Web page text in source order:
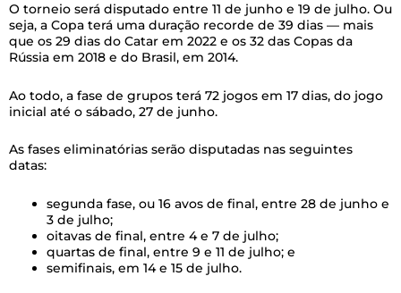
O torneio será disputado entre 11 de junho e 19 de julho. Ou
seja, a Copa terá uma duração recorde de 39 dias — mais
que os 29 dias do Catar em 2022 e os 32 das Copas da
Rússia em 2018 e do Brasil, em 2014.
Ao todo, a fase de grupos terá 72 jogos em 17 dias, do jogo
inicial até o sábado, 27 de junho.
As fases eliminatórias serão disputadas nas seguintes
datas:
segunda fase, ou 16 avos de final, entre 28 de junho e
3 de julho;
oitavas de final, entre 4 e 7 de julho;
quartas de final, entre 9 e 11 de julho; e
semifinais, em 14 e 15 de julho.